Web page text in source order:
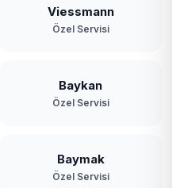
Viessmann
Özel Servisi
Baykan
Özel Servisi
Baymak
Özel Servisi